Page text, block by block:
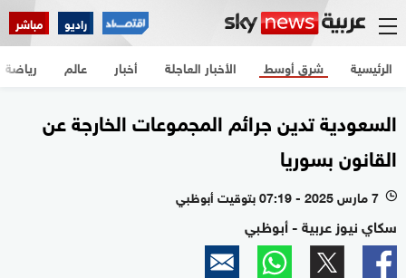
راديو مباشر
الرئيسية الأخبار العاجلة أخبار شرق أوسط عالم رياضة
السعودية تدين جرائم المجموعات الخارجة عن
القانون بسوريا
l 7 مارس 2025 - 07:19 بتوقيت أبوظبي
سكاي نيوز عربية - أبوظبي